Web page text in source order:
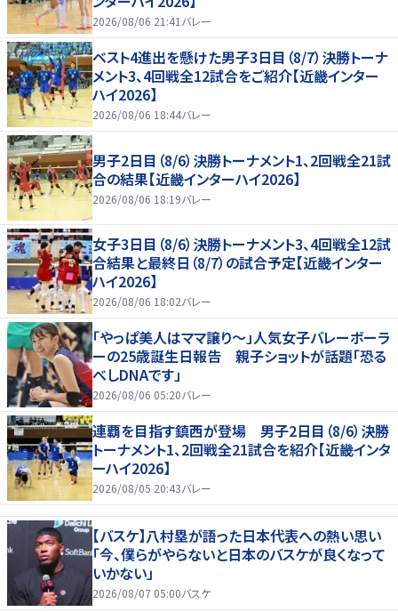
2026/08/06 21:41 バレー
ベスト4進出を懸けた男子3日目（8/7）決勝トーナ
メント3、4回戦全12試合をご紹介【近畿インター
ハイ2026】
2026/08/06 18:44バレー
男子2日目（8/6）決勝トーナメント1、2回戦全21試
合の結果【近畿インターハイ2026】
2026/08/06 18:19バレー
女子3日目（8/6）決勝トーナメント3、4回戦全12試
合結果と最終日（8/7）の試合予定【近畿インター
ハイ2026】
2026/08/06 18:02バレー
「やっぱ美人はママ譲り～」人気女子バレーボーラ
ーの25歳誕生日報告 親子ショットが話題「恐る
べしDNAです」
2026/08/06 05:20バレー
連覇を目指す鎮西が登場 男子2日目（8/6）決勝
トーナメント1、2回戦全21試合を紹介【近畿インタ
ーハイ2026】
2026/08/05 20:43バレー
【バスケ】八村塁が語った日本代表への熱い思い
「今、僕らがやらないと日本のバスケが良くなって
いかない」
2026/08/07 05:00バスケ